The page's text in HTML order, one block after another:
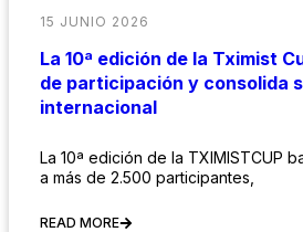
15 JUNIO 2026
La 10ª edición de la Tximist
de participación y consolida
internacional
La 10ª edición de la TXIMISTCUP
a más de 2.500 participantes,
READ MORE